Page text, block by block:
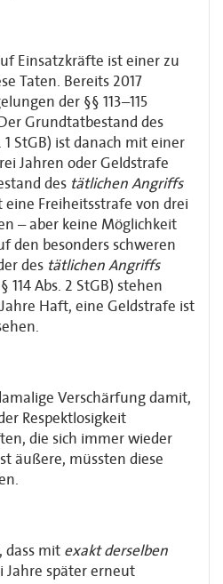
Einsatzkräfte ist einer zu
Taten. Bereits 2017
der §§ 113–115
Grundtatbestand des
1 StGB) ist danach mit einer
Jahren oder Geldstrafe
des tätlichen Angriffs
eine Freiheitsstrafe von drei
– aber keine Möglichkeit
den besonders schweren
des tätlichen Angriffs
114 Abs. 2 StGB) stehen
Haft, eine Geldstrafe ist
Verschärfung damit,
Respektlosigkeit
die sich immer wieder
äußere, müssten diese
dass mit exakt derselben
später erneut